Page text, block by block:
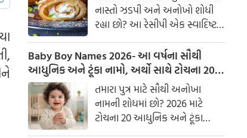
નાસ્તો ઝડપી અને અનોખો શોધી
રહ્યા છો? આ રેસીપી એક સ્વાદિષ્ટ
વિકલ્પ આપે છે જે બહારથી ક્રિસ્પી
અને અંદરથી અતિ નરમ છે. મસાલા
અને ક્રીમી ટેક્સચરનું સંપૂર્ણ મિશ્રણ
તેને બધી ઉંમરના લોકોમાં પ્રિય
બનાવે છે.
Baby Boy Names 2026- આ વર્ષના સૌથી
આધુનિક અને ટૂંકા નામો, અર્થો સાથે ટોચના 20
નામોની યાદી જુઓ.તમારા પુત્ર માટે સૌથી અનોખા
નામની શોધમાં છો? 2026 માટે
ટોચના 20 આધુનિક અને ટૂંકા
બાળક છોકરાના નામોની યાદી